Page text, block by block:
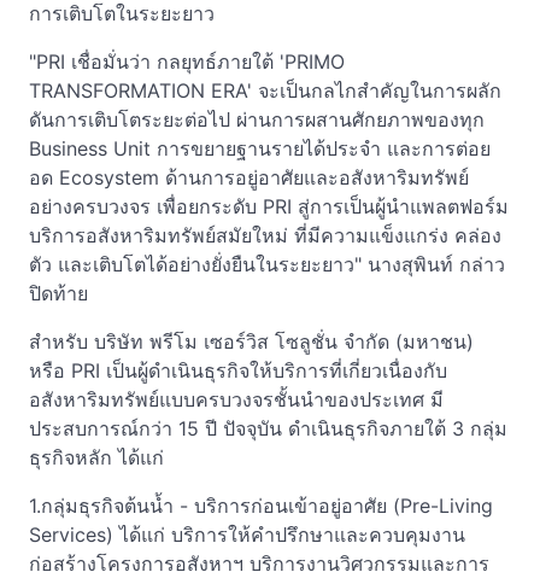
การเติบโตในระยะยาว
"PRI เชื่อมั่นว่า กลยุทธ์ภายใต้ 'PRIMO
TRANSFORMATION ERA' จะเป็นกลไกสำคัญในการผลัก
ดันการเติบโตระยะต่อไป ผ่านการผสานศักยภาพของทุก
Business Unit การขยายฐานรายได้ประจำ และการต่อย
อด Ecosystem ด้านการอยู่อาศัยและอสังหาริมทรัพย์
อย่างครบวงจร เพื่อยกระดับ PRI สู่การเป็นผู้นำแพลตฟอร์ม
บริการอสังหาริมทรัพย์สมัยใหม่ ที่มีความแข็งแกร่ง คล่อง
ตัว และเติบโตได้อย่างยั่งยืนในระยะยาว" นางสุพินท์ กล่าว
ปิดท้าย
สำหรับ บริษัท พรีโม เซอร์วิส โซลูชั่น จำกัด (มหาชน)
หรือ PRI เป็นผู้ดำเนินธุรกิจให้บริการที่เกี่ยวเนื่องกับ
อสังหาริมทรัพย์แบบครบวงจรชั้นนำของประเทศ มี
ประสบการณ์กว่า 15 ปี ปัจจุบัน ดำเนินธุรกิจภายใต้ 3 กลุ่ม
ธุรกิจหลัก ได้แก่
1.กลุ่มธุรกิจต้นน้ำ - บริการก่อนเข้าอยู่อาศัย (Pre-Living
Services) ได้แก่ บริการให้คำปรึกษาและควบคุมงาน
ก่อสร้างโครงการอสังหาฯ บริการงานวิศวกรรมและการ